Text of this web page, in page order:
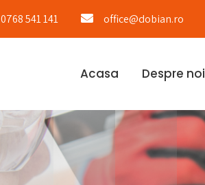
0768 541 141 office@dobian.ro
Acasa Despre noi